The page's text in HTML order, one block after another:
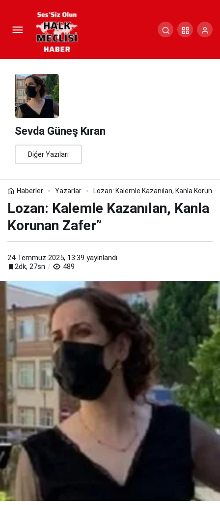
Sevda Güneş Kıran
Diğer Yazıları
Haberler Yazarlar Lozan: Kalemle Kazanılan, Kanla
Lozan: Kalemle Kazanılan, Kanla
Korunan Zafer”
24 Temmuz 2025, 13:39 yayınlandı
2dk, 27sn
489
Lozan: Kalemle Kazanılan, Kanla
Korunan Zafer”
Yorum Yap